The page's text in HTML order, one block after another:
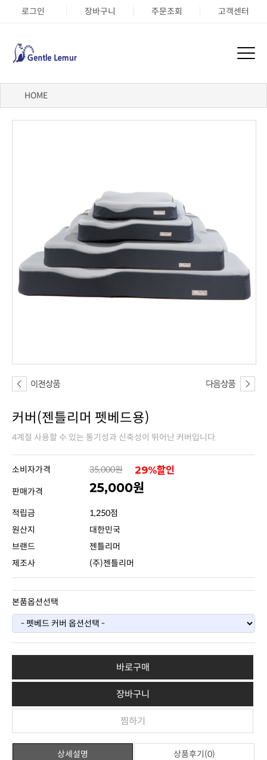
로그인 장바구니 주문조회 고객센터
HOME
커버(젠틀리머 펫베드용)
4계절 사용할 수 있는 통기성과 신축성이 뛰어난 커버입니다.
소비자가격 35,000원 29%할인
판매가격 25,000원
적립금
1,250점
원산지
대한민국
브랜드
젠틀리머
제조사
(주)젠틀리머
본품옵션선택
바로구매
장바구니
찜하기
상세설명 상품후기(0)